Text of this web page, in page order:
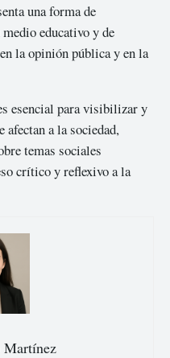
una forma de
educativo y de
la opinión pública y en la
esencial para visibilizar y
afectan a la sociedad,
temas sociales
crítico y reflexivo a la
Martínez